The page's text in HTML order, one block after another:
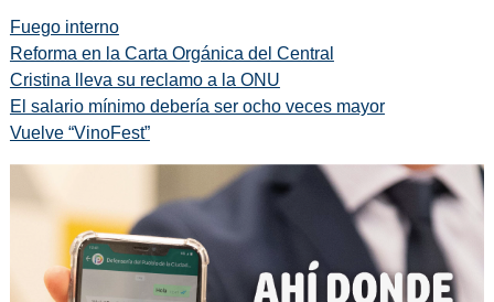
Fuego interno
Reforma en la Carta Orgánica del Central
Cristina lleva su reclamo a la ONU
El salario mínimo debería ser ocho veces mayor
Vuelve “VinoFest”